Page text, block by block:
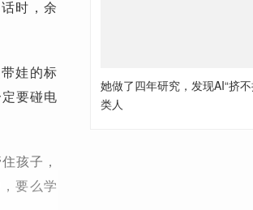
时，余
娃的标
要碰电
孩子，
要么学
她做了四年研究，发现AI“挤不
类人